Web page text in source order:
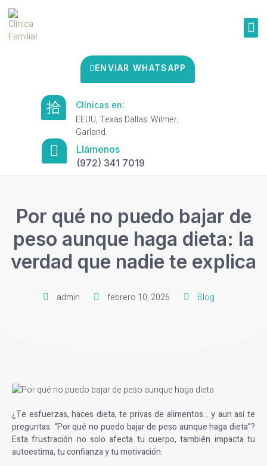
ENVIAR WHATSAPP
Clínicas en:
EEUU, Texas Dallas. Wilmer,
Garland.
Llámenos
(972) 341 7019
Por qué no puedo bajar de
peso aunque haga dieta: la
verdad que nadie te explica
admin febrero 10, 2026 Blog
¿Te esfuerzas, haces dieta, te privas de alimentos… y aun así te
preguntas: “Por qué no puedo bajar de peso aunque haga dieta”?
Esta frustración no solo afecta tu cuerpo, también impacta tu
autoestima, tu confianza y tu motivación.